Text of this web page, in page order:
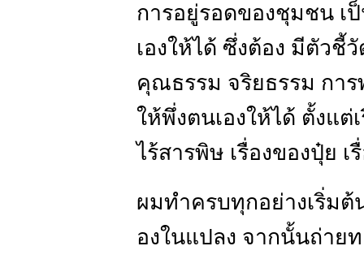
การอยู่รอดของชุมชน เ
เองให้ได้ ซึ่งต้อง มีตัวชี้
คุณธรรม จริยธรรม กา
ให้พึ่งตนเองให้ได้ ตั้งแต่
ไร้สารพิษ เรื่องของปุ๋ย
ผมทำครบทุกอย่างเริ่ม
องในแปลง จากนั้นถ่าย